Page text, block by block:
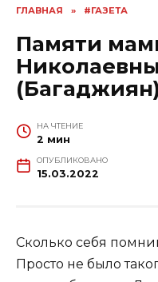
ГЛАВНАЯ » #ГАЗЕТА
Памяти
(Багаджиян)
НА ЧТЕНИЕ
2 мин
ОПУБЛИКОВАНО
15.03.2022
Сколько себя
Просто не было